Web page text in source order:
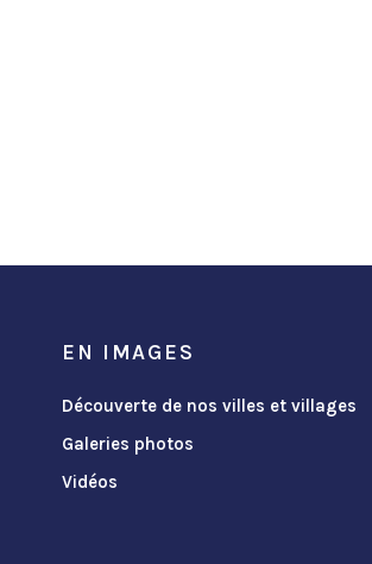
EN IMAGES
Découverte de nos villes et villages
Galeries photos
Vidéos